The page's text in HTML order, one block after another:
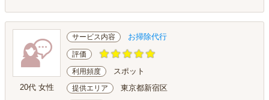
20代 女性
サービス内容 お掃除代行
評価
利用頻度 スポット
提供エリア 東京都新宿区